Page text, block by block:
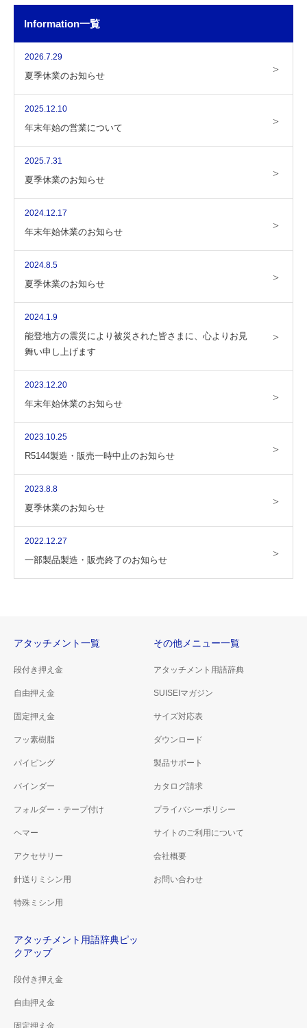
Information一覧
2026.7.29
夏季休業のお知らせ
2025.12.10
年末年始の営業について
2025.7.31
夏季休業のお知らせ
2024.12.17
年末年始休業のお知らせ
2024.8.5
夏季休業のお知らせ
2024.1.9
能登地方の震災により被災された皆さまに、心よりお見
舞い申し上げます
2023.12.20
年末年始休業のお知らせ
2023.10.25
R5144製造・販売一時中止のお知らせ
2023.8.8
夏季休業のお知らせ
2022.12.27
一部製品製造・販売終了のお知らせ
アタッチメント一覧
段付き押え金
自由押え金
固定押え金
フッ素樹脂
パイピング
バインダー
フォルダー・テープ付け
ヘマー
アクセサリー
針送りミシン用
特殊ミシン用
その他メニュー一覧
アタッチメント用語辞典
SUISEIマガジン
サイズ対応表
ダウンロード
製品サポート
カタログ請求
プライバシーポリシー
サイトのご利用について
会社概要
お問い合わせ
アタッチメント用語辞典ピッ
クアップ
段付き押え金
自由押え金
固定押え金